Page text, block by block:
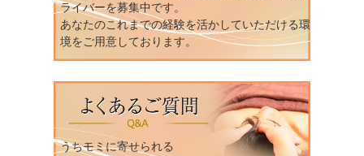
ライバーを募集中です。
あなたのこれまでの経験を活かしていただける環
境をご用意しております。
うちモミに寄せられる